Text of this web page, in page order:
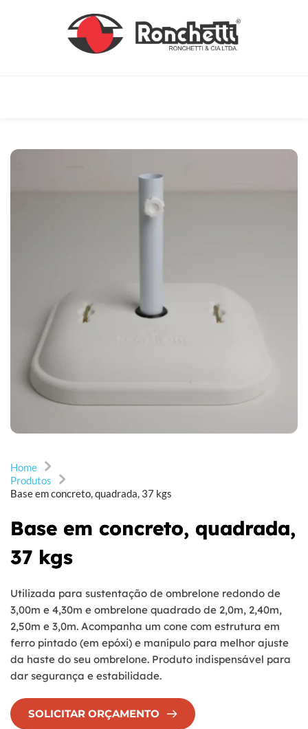
Home
Produtos
Base em concreto, quadrada, 37 kgs
Base em concreto, quadrada,
37 kgs
Utilizada para sustentação de ombrelone redondo de
3,00m e 4,30m e ombrelone quadrado de 2,0m, 2,40m,
2,50m e 3,0m. Acompanha um cone com estrutura em
ferro pintado (em epóxi) e manípulo para melhor ajuste
da haste do seu ombrelone. Produto indispensável para
dar segurança e estabilidade.
SOLICITAR ORÇAMENTO